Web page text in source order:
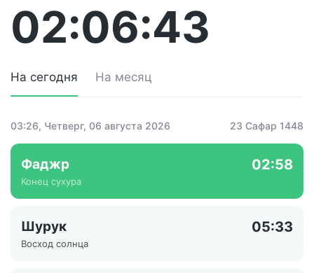
02:06:43
На сегодня На месяц
03:26, Четверг, 06 августа 2026 23 Сафар 1448
Фаджр 02:58
Конец сухура
Шурук 05:33
Восход солнца